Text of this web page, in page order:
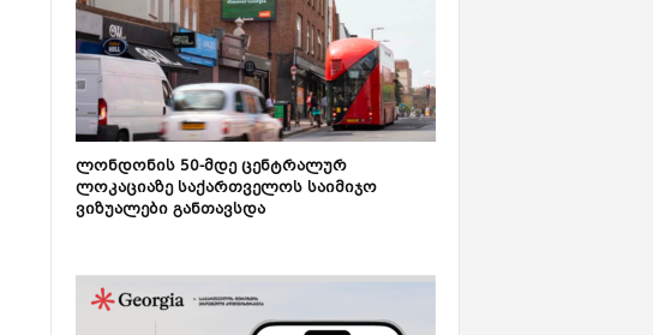
ლონდონის 50-მდე ცენტრალურ
ლოკაციაზე საქართველოს საიმიჯო
ვიზუალები განთავსდა